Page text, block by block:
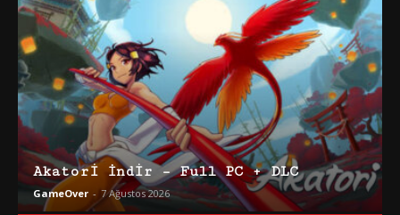
Akatori İndir – Full PC + DLC
GameOver - 7 Ağustos 2026